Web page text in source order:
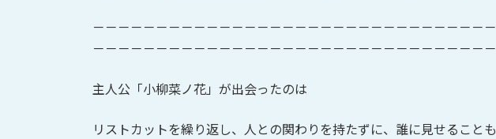
－－－－－－－－－－－－－－－－－－－－－－－－－－－－－－－
－－－－－－－－－－－－－－－－－－－－－－－－－－－－－－－
主人公「小柳菜ノ花」が出会ったのは
リストカットを繰り返し、人との関わりを持たずに、誰に見せること